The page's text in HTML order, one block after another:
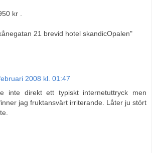
kr .
21 brevid hotel skandicOpalen"
2008 kl. 01:47
inte direkt ett typiskt internetuttryck men
jag fruktansvärt irriterande. Låter ju stört